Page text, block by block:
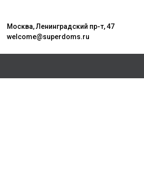
Москва, Ленинградский пр-т, 47
welcome@superdoms.ru